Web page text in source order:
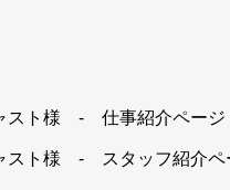
スト様 - 仕事紹介ページ
スト様 - スタッフ紹介ペ